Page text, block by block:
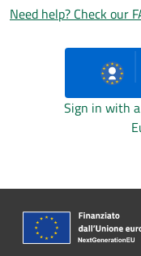
Need help? Check our
Sign in with